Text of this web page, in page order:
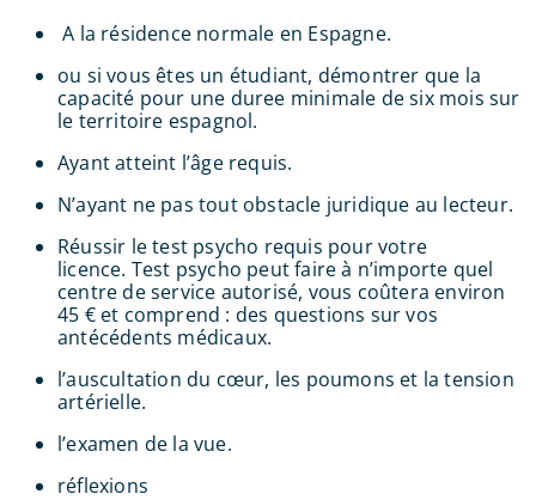
A la résidence normale en Espagne.
ou si vous êtes un étudiant, démontrer que la
capacité pour une duree minimale de six mois sur
le territoire espagnol.
Ayant atteint l’âge requis.
N’ayant ne pas tout obstacle juridique au lecteur.
Réussir le test psycho requis pour votre
licence. Test psycho peut faire à n’importe quel
centre de service autorisé, vous coûtera environ
45 € et comprend : des questions sur vos
antécédents médicaux.
l’auscultation du cœur, les poumons et la tension
artérielle.
l’examen de la vue.
réflexions